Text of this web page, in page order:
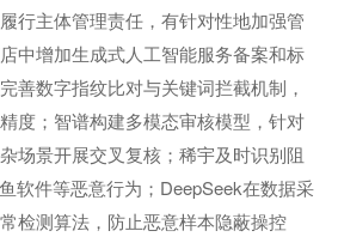
行主体管理责任，有针对性地加强管
中增加生成式人工智能服务备案和标
善数字指纹比对与关键词拦截机制，
度；智谱构建多模态审核模型，针对
场景开展交叉复核；稀宇及时识别阻
软件等恶意行为；DeepSeek在数据采
检测算法，防止恶意样本隐蔽操控